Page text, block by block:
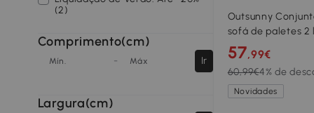
(2)
Comprimento(cm)
Mín. - Máx Ir
Largura(cm)
Outsunny
sofá de paletes 2
x 12H cm Poliéster
57,99€
60,99€4% de
Novidades